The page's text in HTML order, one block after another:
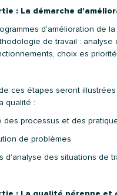
: La démarche
d'amélioration de
de travail :
choix es
ces étapes seront
qualité :
des processus et des
de problèmes
d'analyse des situations de